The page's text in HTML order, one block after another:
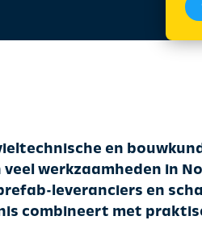
en
werkzaamheden in
leveranciers en
combineert met